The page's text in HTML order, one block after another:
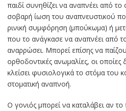
παιδί συνηθίζει να αναπνέει από το
σοβαρή ίωση του αναπνευστικού
ρινική συμφόρηση (μπούκωμα) ή
που το ανάγκασε να αναπνέει από
αναρρώσει. Μπορεί επίσης να
ορθοδοντικές ανωμαλίες, οι
κλείσει φυσιολογικά το στόμα του
στοματική αναπνοή.
Ο γονιός μπορεί να καταλάβει αν το